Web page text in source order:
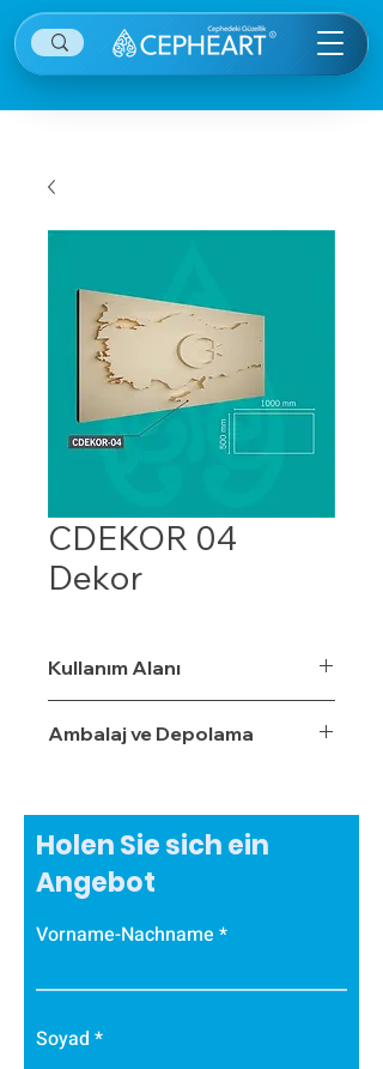
CDEKOR 04
Dekor
Kullanım Alanı
Ambalaj ve Depolama
Holen Sie sich ein
Angebot
Vorname-Nachname
Soyad